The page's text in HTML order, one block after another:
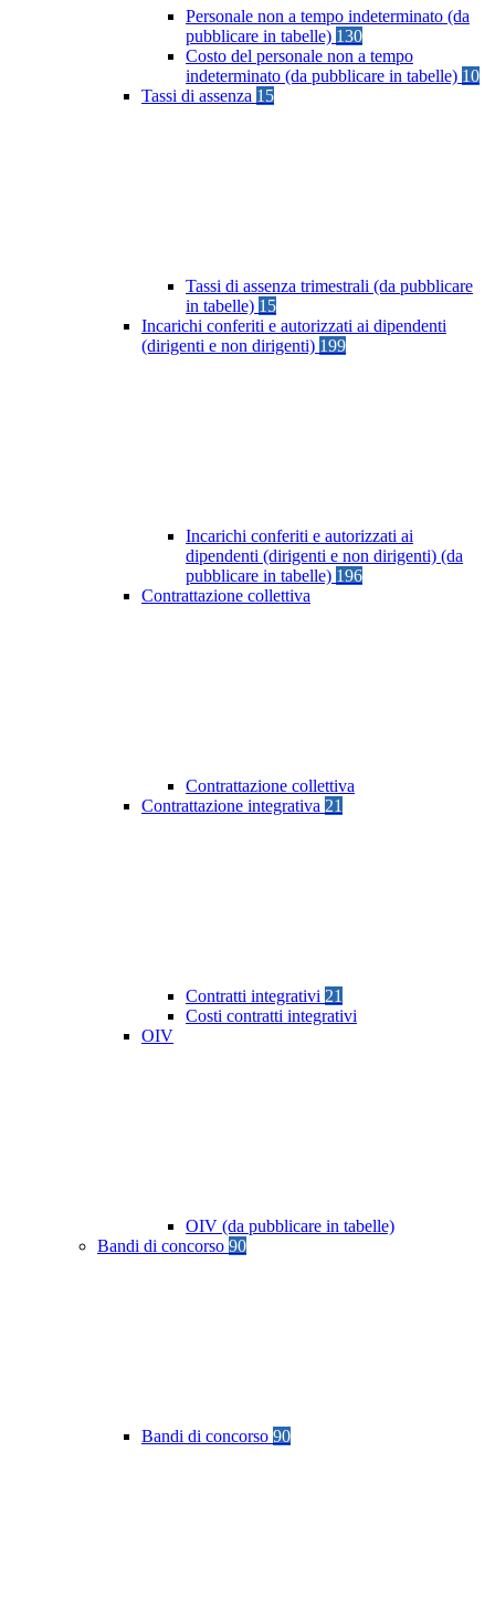
Personale non a tempo indeterminato (da
pubblicare in tabelle) 130
Costo del personale non a tempo
indeterminato (da pubblicare in tabelle) 10
Tassi di assenza 15
Tassi di assenza trimestrali (da pubblicare
in tabelle) 15
Incarichi conferiti e autorizzati ai dipendenti
(dirigenti e non dirigenti) 199
Incarichi conferiti e autorizzati ai
dipendenti (dirigenti e non dirigenti) (da
pubblicare in tabelle) 196
Contrattazione collettiva
Contrattazione collettiva
Contrattazione integrativa 21
Contratti integrativi 21
Costi contratti integrativi
OIV
OIV (da pubblicare in tabelle)
Bandi di concorso 90
Bandi di concorso 90